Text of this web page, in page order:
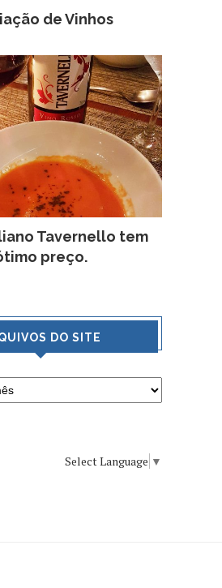
de Vinhos
Tavernello tem
preço.
DO SITE
Select Language ▼